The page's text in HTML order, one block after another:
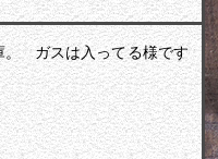
。 ガスは入ってる様です